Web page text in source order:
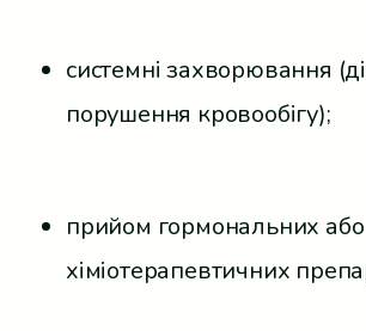
системні захворювання
порушення кровообігу);
прийом гормональних або
хіміотерапевтичних